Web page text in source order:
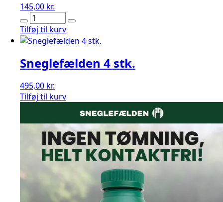
145,00 kr.
Ferramol
500
g
Tilføj til kurv
Sneglefælden 4 stk.
495,00 kr.
Sneglefælden
Tilføj til kurv